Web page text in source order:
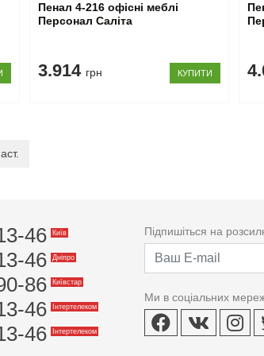
Пенал 4-216 офісні меблі
Персонал Саліта
3.914 грн КУПИТИ
46 Київ
46 Дніпро
86 Київстар
46 Інтертелеком
46 Інтертелеком
Підпишіться на
Ми в соціальних